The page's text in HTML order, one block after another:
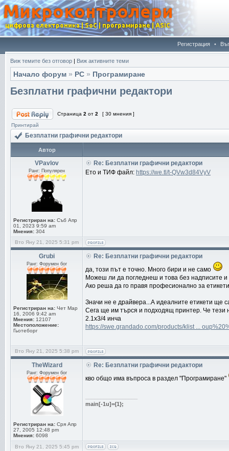
Регистрация •
Виж темите без отговор | Виж активните теми
Начало форум » PC » Програмиране
Безплатни графични редактори
Страница 2 от 2
[ 30 мнения ]
Принтирай
Безплатни графични редактори
Автор
VPavlov
Ранг: Популярен
Регистриран на: Съб Апр
01, 2023 9:59 am
Мнения: 304
Re: Безплатни графични редактори
Ето и ТИФ файл: https://we.tl/t-QVw3d84VyV
Вто Яну 21, 2025 5:31 pm
Grubi
Ранг: Форумен бог
Регистриран на: Чет Мар
16, 2006 9:42 am
Мнения: 12107
Местоположение:
Гьотеборг
Re: Безплатни графични редактори
да, този път е точно. Много бири и не само
Можеш ли да погледнеш и това без надписите
Ако реша да го правя професионално за
Значи не е драйвера...А идеалните етикети ще
Сега ще им търся и подходящ принтер. Че тези
2.1х3/4 инча
https://swe.grandado.com/products/klist ...
Вто Яну 21, 2025 5:38 pm
TheWizard
Ранг: Форумен бог
Регистриран на: Сря Апр
27, 2005 12:48 pm
Мнения: 6098
Re: Безплатни графични редактори
кво общо има въпроса в раздел "Програмиране"
main[-1u]={1};
Вто Яну 21, 2025 5:45 pm